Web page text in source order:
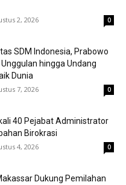
2, 2026 0
SDM Indonesia, Prabowo
hingga Undang
Dunia
7, 2026 0
40 Pejabat Administrator
Birokrasi
4, 2026 0
Dukung Pemilahan